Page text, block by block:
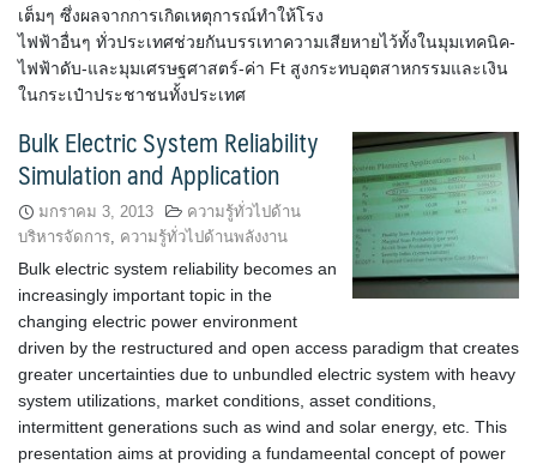
เต็มๆ ซึ่งผลจากการเกิดเหตุการณ์ทำให้โรง
ไฟฟ้าอื่นๆ ทั่วประเทศช่วยกันบรรเทาความเสียหายไว้ทั้งในมุมเทคนิค-
ไฟฟ้าดับ-และมุมเศรษฐศาสตร์-ค่า Ft สูงกระทบอุตสาหกรรมและเงิน
ในกระเป๋าประชาชนทั้งประเทศ
Bulk Electric System Reliability
Simulation and Application
มกราคม 3, 2013
ความรู้ทั่วไปด้าน
บริหารจัดการ, ความรู้ทั่วไปด้านพลังงาน
Bulk electric system reliability becomes an
increasingly important topic in the
changing electric power environment
driven by the restructured and open access paradigm that creates
greater uncertainties due to unbundled electric system with heavy
system utilizations, market conditions, asset conditions,
intermittent generations such as wind and solar energy, etc. This
presentation aims at providing a fundameental concept of power